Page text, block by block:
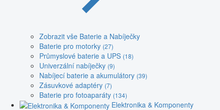
Zobrazit vše Baterie a Nabíječky
Baterie pro motorky (27)
Průmyslové baterie a UPS (18)
Univerzální nabíječky (9)
Nabíjecí baterie a akumulátory (39)
Zásuvkové adaptéry (7)
Baterie pro fotoaparáty (134)
Elektronika & Komponenty